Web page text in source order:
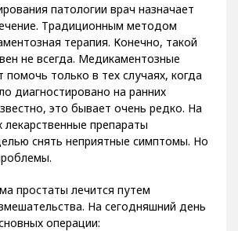
патологии врач назначает
Традиционным методом
терапия. Конечно, такой
не всегда. Медикаментозные
помочь только в тех случаях, когда
диагностировано на ранних
это бывает очень редко. На
лекарственные препараты
снять неприятные симптомы. Но
простаты лечится путем
На сегодняшний день
операции: